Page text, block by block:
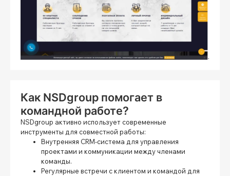
Как NSDgroup помогает в
командной работе?
NSDgroup активно использует современные
инструменты для совместной работы:
Внутренняя CRM-система для управления
проектами и коммуникации между членами
команды.
Регулярные встречи с клиентом и командой для